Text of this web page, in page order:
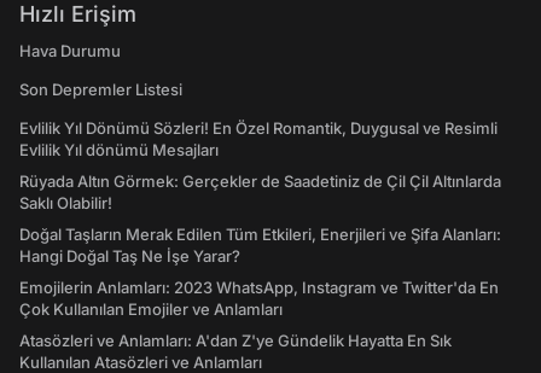
Hızlı Erişim
Hava Durumu
Son Depremler Listesi
Evlilik Yıl Dönümü Sözleri! En Özel Romantik, Duygusal ve Resimli
Evlilik Yıl dönümü Mesajları
Rüyada Altın Görmek: Gerçekler de Saadetiniz de Çil Çil Altınlarda
Saklı Olabilir!
Doğal Taşların Merak Edilen Tüm Etkileri, Enerjileri ve Şifa Alanları:
Hangi Doğal Taş Ne İşe Yarar?
Emojilerin Anlamları: 2023 WhatsApp, Instagram ve Twitter'da En
Çok Kullanılan Emojiler ve Anlamları
Atasözleri ve Anlamları: A'dan Z'ye Gündelik Hayatta En Sık
Kullanılan Atasözleri ve Anlamları